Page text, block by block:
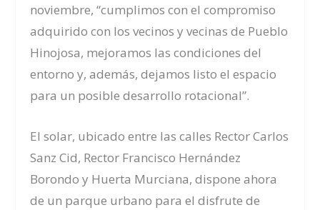
noviembre, “cumplimos con el compromiso
adquirido con los vecinos y vecinas de Pueblo
Hinojosa, mejoramos las condiciones del
entorno y, además, dejamos listo el espacio
para un posible desarrollo rotacional”.
El solar, ubicado entre las calles Rector Carlos
Sanz Cid, Rector Francisco Hernández
Borondo y Huerta Murciana, dispone ahora
de un parque urbano para el disfrute de